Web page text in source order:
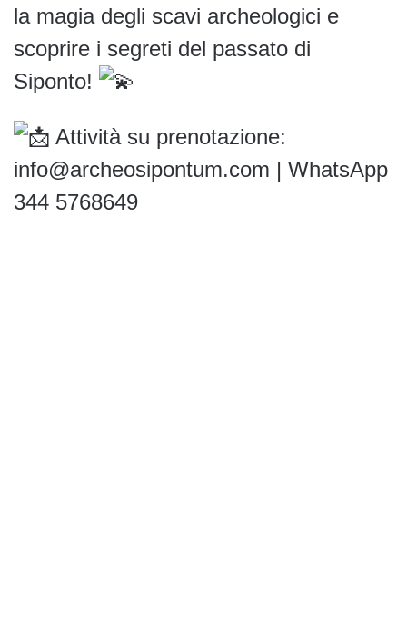
la magia degli scavi archeologici e
scoprire i segreti del passato di
Siponto!
Attività su prenotazione:
info@archeosipontum.com | WhatsApp
344 5768649